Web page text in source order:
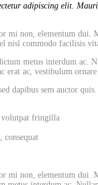
adipiscing elit.
mi non, elementum dui.
nisl commodo facilisis
metus interdum
erat ac, vestibulum ornare
dapibus sem auctor
volutpat fringilla
mi non, elementum dui.